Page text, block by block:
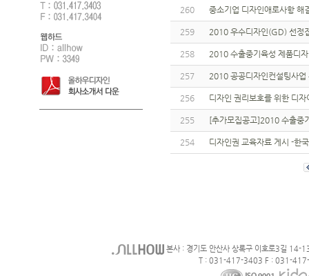
260 중소기업 디자인애로사항 해
259 2010 우수디자인(GD) 선정
258 2010 수출중기육성 제품디
257 2010 공공디자인컨설팅사업
256 디자인 권리보호를 위한 디
255 [추가모집공고]2010 수출중
254 디자인권 교육자료 게시 -한
본사 : 경기도 안산사 상록구 이호로3길 14-
T : 031-417-3403 F : 031-